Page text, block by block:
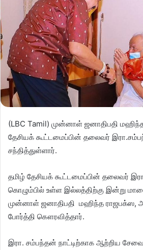
(LBC Tamil) முன்னாள் ஜனாதிபதி
தேசியக் கூட்டமைப்பின் தலைவர்
சந்தித்துள்ளார்.
தமிழ் தேசியக் கூட்டமைப்பின் தலைவர்
கொழும்பில் உள்ள இல்லத்திற்கு இன்று
முன்னாள் ஜனாதிபதி மஹிந்த ராஜபக்ஸ,
போர்த்தி கௌரவித்தார்.
இரா. சம்பந்தன் நாட்டிற்காக ஆற்றிய